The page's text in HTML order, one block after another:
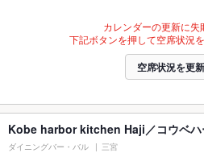
カレンダーの更新に失
下記ボタンを押して空席状況
空席状況を更
Kobe harbor kitchen Haji／コウベハ
ダイニングバー・バル 三宮